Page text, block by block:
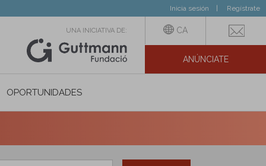
Inicia sesión Regístrate
UNA INICIATIVA DE: CA
ANÚNCIATE
SOCIAL
OPORTUNIDADES